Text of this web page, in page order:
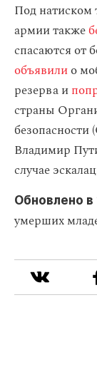
Под натиском
армии также
спасаются от
объявилио
резерва и
страны
Владимир
случае
Обновлено в
умерших